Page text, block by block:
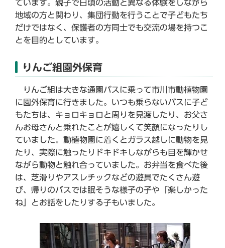
ています。親子で日頃の活動と異なる体験をしながら
地域の方と関わり、集団行動を行うことで子どもたち
だけではなく、保護者の方同士でも交流の場を持つこ
とを目的としています。
りんご組園外保育
りんご組は大きな通園バスに乗って市川市動植物園
に園外保育に行きました。いつも乗らないバスに子ど
もたちは、キョロキョロと周りを見渡したり、お父さ
んお母さんと乗れたことが嬉しくて笑顔になったりし
ていました。動植物園に着くとガラス越しに動物を見
たり、実際に触ったりドキドキしながらも目を輝かせ
ながら動物と触れ合っていました。お弁当を食べた後
は、芝滑りやアスレチックなどの遊具でたくさん遊
び、帰りのバスでは眠そうな様子の子や「楽しかった
ね」とお話をしたりする子もいました。